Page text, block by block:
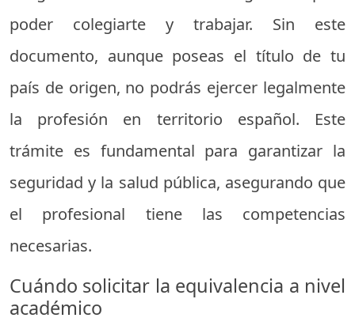
poder colegiarte y trabajar. Sin este
documento, aunque poseas el título de tu
país de origen, no podrás ejercer legalmente
la profesión en territorio español. Este
trámite es fundamental para garantizar la
seguridad y la salud pública, asegurando que
el profesional tiene las competencias
necesarias.
Cuándo solicitar la equivalencia a nivel
académico